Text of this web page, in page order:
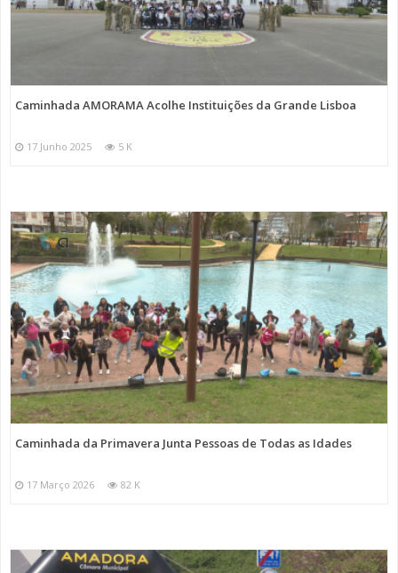
Caminhada AMORAMA Acolhe Instituições da Grande Lisboa
17 Junho 2025 5 K
Caminhada da Primavera Junta Pessoas de Todas as Idades
17 Março 2026 82 K